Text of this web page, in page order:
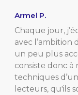
Armel P.
Chaque jour,
avec l’ambition
un peu plus
consiste donc
techniques
lecteurs, qu'ils